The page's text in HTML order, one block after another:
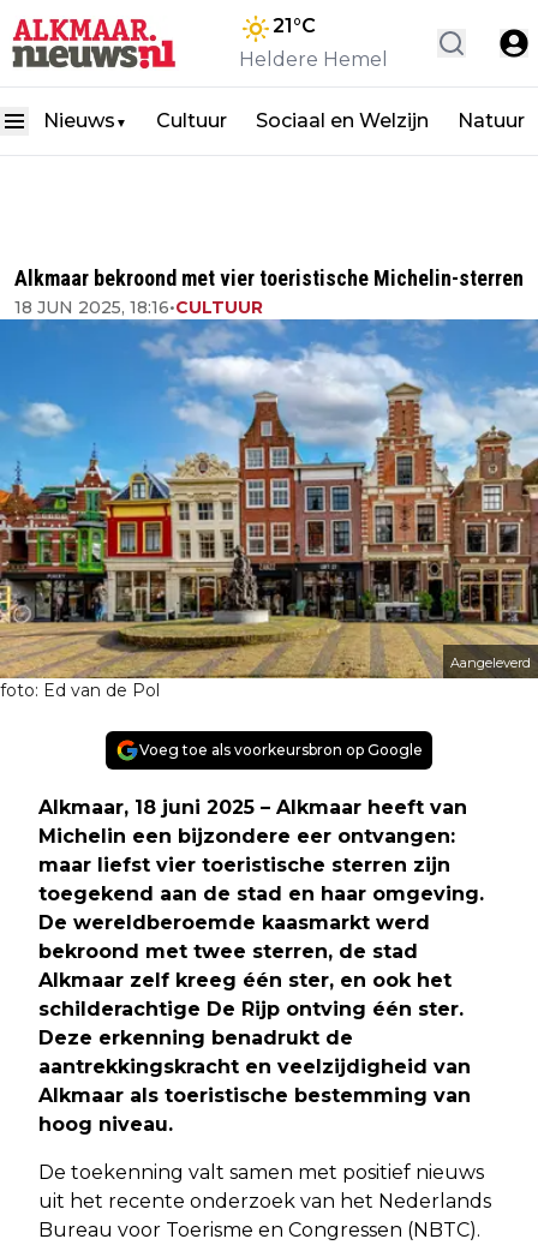
21°C
Heldere Hemel
Nieuws ▼ Cultuur Sociaal en Welzijn Natuur
Alkmaar bekroond met vier toeristische Michelin-sterren
18 JUN 2025, 18:16•CULTUUR
Aangeleverd
foto: Ed van de Pol
Voeg toe als voorkeursbron op Google
Alkmaar, 18 juni 2025 – Alkmaar heeft van
Michelin een bijzondere eer ontvangen:
maar liefst vier toeristische sterren zijn
toegekend aan de stad en haar omgeving.
De wereldberoemde kaasmarkt werd
bekroond met twee sterren, de stad
Alkmaar zelf kreeg één ster, en ook het
schilderachtige De Rijp ontving één ster.
Deze erkenning benadrukt de
aantrekkingskracht en veelzijdigheid van
Alkmaar als toeristische bestemming van
hoog niveau.
De toekenning valt samen met positief nieuws
uit het recente onderzoek van het Nederlands
Bureau voor Toerisme en Congressen (NBTC).